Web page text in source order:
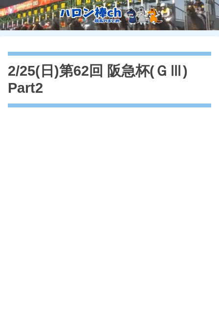
2/25(日)第62回 阪急杯(ＧⅢ)
Part2